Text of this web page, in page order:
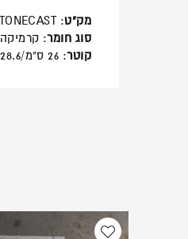
מק"ט: STONECAST
סוג חומר: קרמיקה
קוטר: 26 ס"מ/28.6 ס"מ